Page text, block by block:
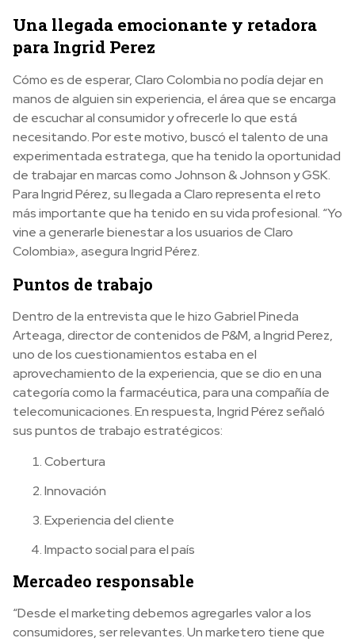
Una llegada emocionante y retadora
para Ingrid Perez
Cómo es de esperar, Claro Colombia no podía dejar en
manos de alguien sin experiencia, el área que se encarga
de escuchar al consumidor y ofrecerle lo que está
necesitando. Por este motivo, buscó el talento de una
experimentada estratega, que ha tenido la oportunidad
de trabajar en marcas como Johnson & Johnson y GSK.
Para Ingrid Pérez, su llegada a Claro representa el reto
más importante que ha tenido en su vida profesional. “Yo
vine a generarle bienestar a los usuarios de Claro
Colombia», asegura Ingrid Pérez.
Puntos de trabajo
Dentro de la entrevista que le hizo Gabriel Pineda
Arteaga, director de contenidos de P&M, a Ingrid Perez,
uno de los cuestionamientos estaba en el
aprovechamiento de la experiencia, que se dio en una
categoría como la farmacéutica, para una compañía de
telecomunicaciones. En respuesta, Ingrid Pérez señaló
sus puntos de trabajo estratégicos:
Cobertura
Innovación
Experiencia del cliente
Impacto social para el país
Mercadeo responsable
“Desde el marketing debemos agregarles valor a los
consumidores, ser relevantes. Un marketero tiene que